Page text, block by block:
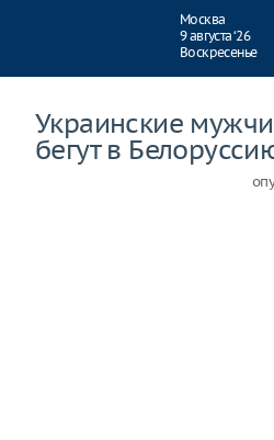
Москва
9 августа ‘26
Воскресенье
Украинские
бегут в